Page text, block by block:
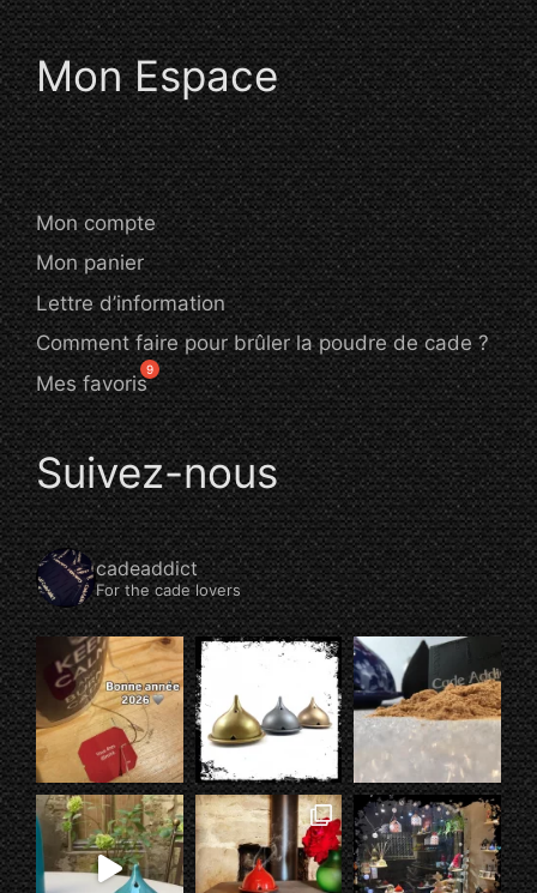
Mon Espace
Mon compte
Mon panier
Lettre d’information
Comment faire pour brûler la poudre de cade ?
Mes favoris
Suivez-nous
cadeaddict
For the cade lovers